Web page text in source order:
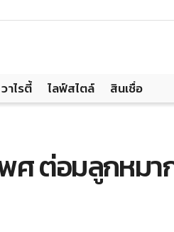
วาไรตี้ ไลฟ์สไตล์ สินเชื่อ
ศ ต่อมลูกหมาก